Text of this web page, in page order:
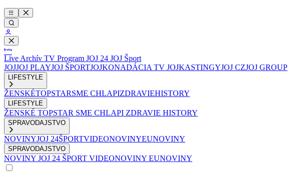
Live Archív TV Program JOJ 24 JOJ Šport
JOJJOJ PLAYJOJ ŠPORTJOJKONADÁCIA TV JOJKASTINGYJOJ CZJOJ GROUP
LIFESTYLE
ŽENSKÉTOPSTARSME CHLAPIZDRAVIEHISTORY
LIFESTYLE
ŽENSKÉ TOPSTAR SME CHLAPI ZDRAVIE HISTORY
SPRAVODAJSTVO
NOVINYJOJ 24ŠPORTVIDEONOVINYEUNOVINY
SPRAVODAJSTVO
NOVINY JOJ 24 ŠPORT VIDEONOVINY EUNOVINY